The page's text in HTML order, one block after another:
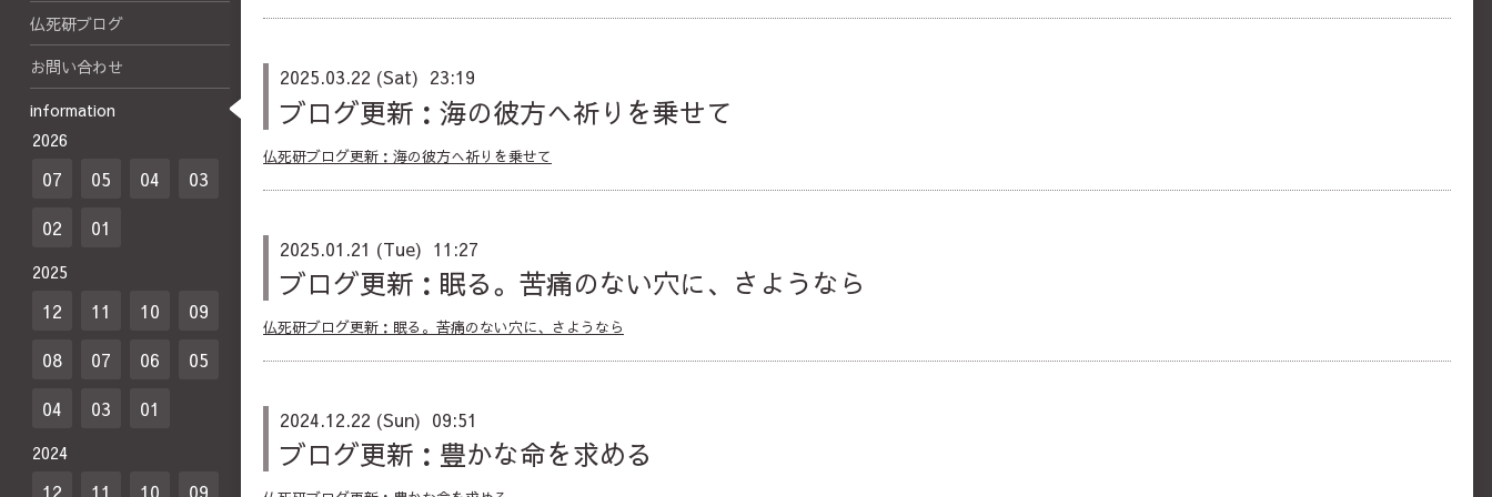
2025.03.22 (Sat) 23:19
ブログ更新：海の彼方へ祈りを乗せて
仏死研ブログ更新：海の彼方へ祈りを乗せて
2025.01.21 (Tue) 11:27
ブログ更新：眠る。苦痛のない穴に、さようなら
仏死研ブログ更新：眠る。苦痛のない穴に、さようなら
2024.12.22 (Sun) 09:51
ブログ更新：豊かな命を求める
仏死研ブログ
お問い合わせ
information
2026
07 05 04
03
02
01
2025
12 11 10
09
08
07 06
05
04
03 01
2024
12 11 10
09